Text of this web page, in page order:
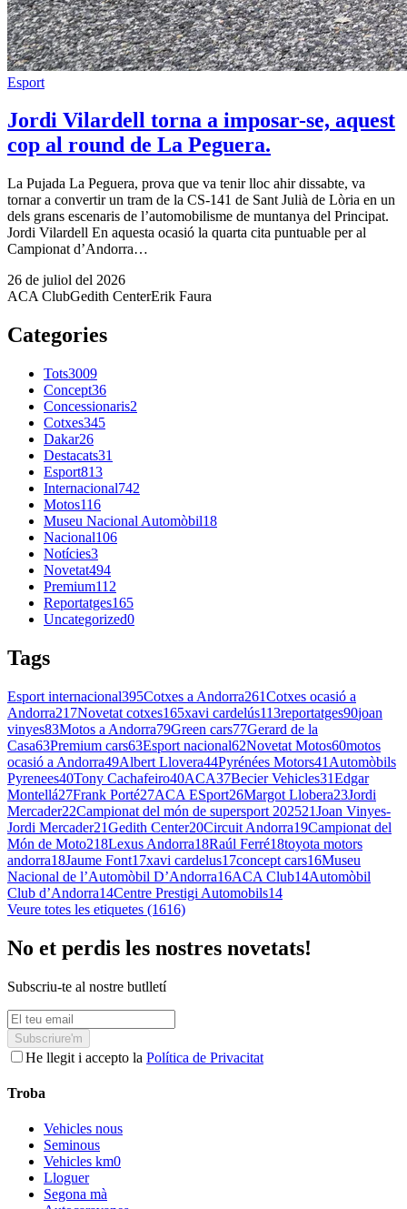
Esport
Jordi Vilardell torna a imposar-se, aquest
cop al round de La Peguera.
La Pujada La Peguera, prova que va tenir lloc ahir dissabte, va
tornar a convertir un tram de la CS-141 de Sant Julià de Lòria en un
dels grans escenaris de l’automobilisme de muntanya del Principat.
Jordi Vilardell En aquesta ocasió la quarta cita puntuable per al
Campionat d’Andorra…
26 de juliol del 2026
ACA ClubGedith CenterErik Faura
Categories
Tots3009
Concept36
Concessionaris2
Cotxes345
Dakar26
Destacats31
Esport813
Internacional742
Motos116
Museu Nacional Automòbil18
Nacional106
Notícies3
Novetat494
Premium112
Reportatges165
Uncategorized0
Tags
Esport internacional395Cotxes a Andorra261Cotxes ocasió a
Andorra217Novetat cotxes165xavi cardelús113reportatges90joan
vinyes83Motos a Andorra79Green cars77Gerard de la
Casa63Premium cars63Esport nacional62Novetat Motos60motos
ocasió a Andorra49Albert Llovera44Pyrénées Motors41 Automòbils
Pyrenees40Tony Cachafeiro40ACA37Becier Vehicles31Edgar
Montellá27Frank Porté27ACA ESport26Margot Llobera23Jordi
Mercader22Campionat del món de supersport 202521Joan Vinyes-
Jordi Mercader21Gedith Center20Circuit Andorra19Campionat del
Món de Moto218Lexus Andorra18Raúl Ferré18toyota motors
andorra18Jaume Font17xavi cardelus17concept cars16Museu
Nacional de l’Automòbil D’Andorra16ACA Club14Automòbil
Club d’Andorra14Centre Prestigi Automobils14
Veure totes les etiquetes (1616)
No et perdis les nostres novetats!
Subscriu-te al nostre butlletí
Subscriure'm
He llegit i accepto la Política de Privacitat
Troba
Vehicles nous
Seminous
Vehicles km0
Lloguer
Segona mà